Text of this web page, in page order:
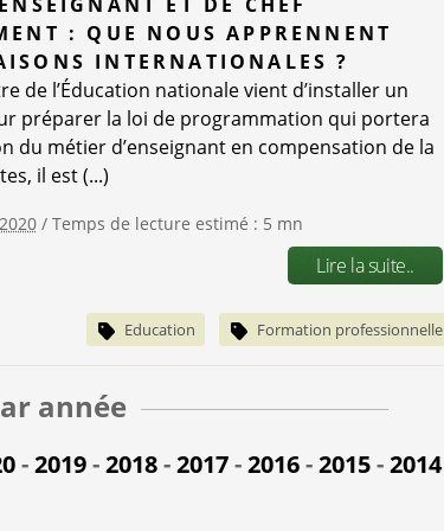
: QUE NOUS APPRENNENT
INTERNATIONALES ?
de l’Éducation nationale vient d’installer un
préparer la loi de programmation qui portera
du métier d’enseignant en compensation de la
il est (...)
/ Temps de lecture estimé : 5 mn
Lire la suite..
Education Formation professionnelle
année
-2019-2018-2017-2016-2015-2014